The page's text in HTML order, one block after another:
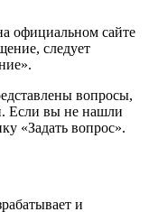
официальном сайте
следует
вопросы,
Если вы не нашли
«Задать вопрос».
и